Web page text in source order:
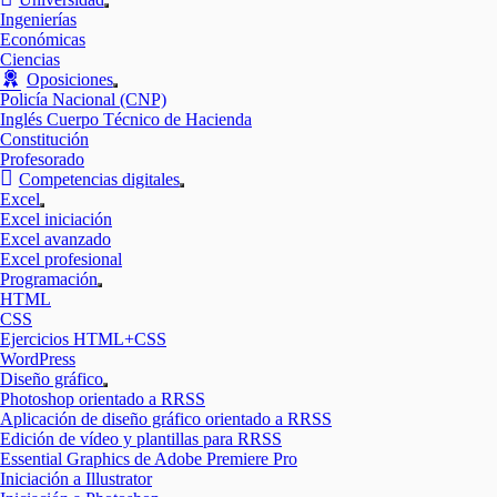
Mostrar
Ingenierías
Económicas
Ciencias
Oposiciones
Mostrar
el
submenú
Policía Nacional (CNP)
Inglés Cuerpo Técnico de Hacienda
Constitución
Profesorado
Competencias digitales
Mostrar
Excel
Mostrar
el
submenú
Excel iniciación
Excel avanzado
Excel profesional
Programación
Mostrar
HTML
CSS
Ejercicios HTML+CSS
WordPress
Diseño gráfico
Mostrar
el
submenú
Photoshop orientado a RRSS
Aplicación de diseño gráfico orientado a RRSS
Edición de vídeo y plantillas para RRSS
Essential Graphics de Adobe Premiere Pro
Iniciación a Illustrator